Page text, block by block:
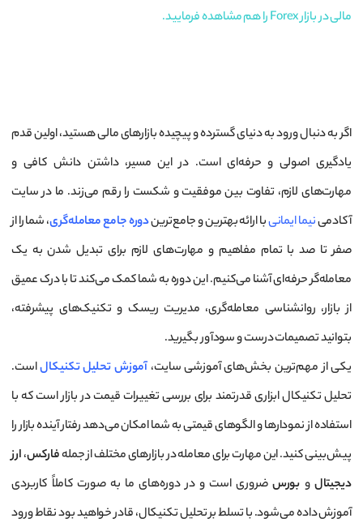
مالی در بازار Forex را هم مشاهده فرمایید.
اگر به دنبال ورود به دنیای گسترده و پیچیده بازارهای مالی هستید، اولین قدم
یادگیری اصولی و حرفه‌ای است. در این مسیر، داشتن دانش کافی و
مهارت‌های لازم، تفاوت بین موفقیت و شکست را رقم می‌زند. ما در سایت
آکادمینیما ایمانیبا ارائه بهترین و جامع‌تریندوره جامع معامله‌گری، شما را از
صفر تا صد با تمام مفاهیم و مهارت‌های لازم برای تبدیل شدن به یک
معامله‌گر حرفه‌ای آشنا می‌کنیم. این دوره به شما کمک می‌کند تا با درک عمیق
از بازار، روانشناسی معامله‌گری، مدیریت ریسک و تکنیک‌های پیشرفته،
بتوانید تصمیمات درست و سودآور بگیرید.
یکی از مهم‌ترین بخش‌های آموزشی سایت، آموزش تحلیل تکنیکالاست.
تحلیل تکنیکال ابزاری قدرتمند برای بررسی تغییرات قیمت در بازار است که با
استفاده از نمودارها و الگوهای قیمتی به شما امکان می‌دهد رفتار آینده بازار را
پیش‌بینی کنید. این مهارت برای معامله در بازارهای مختلف از جملهفارکس،ارز
دیجیتال و بورس ضروری است و در دوره‌های ما به صورت کاملاً کاربردی
آموزش داده می‌شود. با تسلط بر تحلیل تکنیکال، قادر خواهید بود نقاط ورود